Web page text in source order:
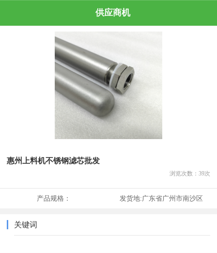
供应商机
惠州上料机不锈钢滤芯批发
浏览次数： 39次
产品规格： 发货地:广东省广州市南沙区
关键词